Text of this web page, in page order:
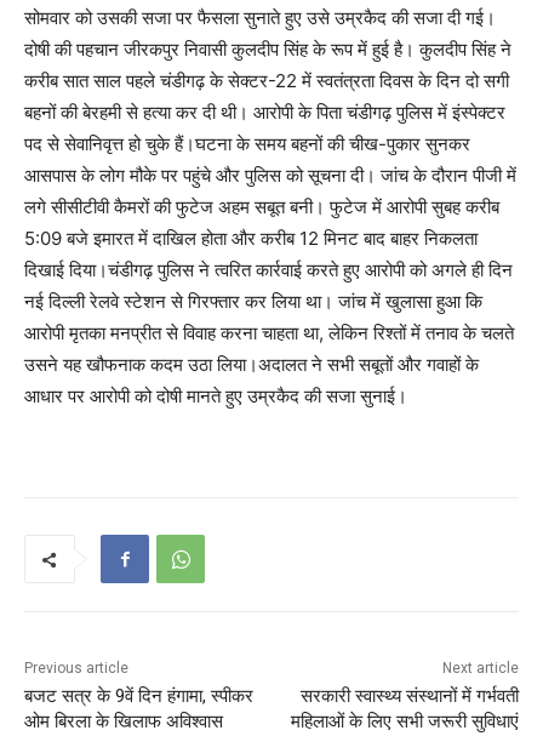
सोमवार को उसकी सजा पर फैसला सुनाते हुए उसे उम्रकैद की सजा दी गई।
दोषी की पहचान जीरकपुर निवासी कुलदीप सिंह के रूप में हुई है। कुलदीप सिंह ने
करीब सात साल पहले चंडीगढ़ के सेक्टर-22 में स्वतंत्रता दिवस के दिन दो सगी
बहनों की बेरहमी से हत्या कर दी थी। आरोपी के पिता चंडीगढ़ पुलिस में इंस्पेक्टर
पद से सेवानिवृत्त हो चुके हैं।घटना के समय बहनों की चीख-पुकार सुनकर
आसपास के लोग मौके पर पहुंचे और पुलिस को सूचना दी। जांच के दौरान पीजी में
लगे सीसीटीवी कैमरों की फुटेज अहम सबूत बनी। फुटेज में आरोपी सुबह करीब
5:09 बजे इमारत में दाखिल होता और करीब 12 मिनट बाद बाहर निकलता
दिखाई दिया।चंडीगढ़ पुलिस ने त्वरित कार्रवाई करते हुए आरोपी को अगले ही दिन
नई दिल्ली रेलवे स्टेशन से गिरफ्तार कर लिया था। जांच में खुलासा हुआ कि
आरोपी मृतका मनप्रीत से विवाह करना चाहता था, लेकिन रिश्तों में तनाव के चलते
उसने यह खौफनाक कदम उठा लिया।अदालत ने सभी सबूतों और गवाहों के
आधार पर आरोपी को दोषी मानते हुए उम्रकैद की सजा सुनाई।
Previous article
बजट सत्र के 9वें दिन हंगामा, स्पीकर
ओम बिरला के खिलाफ अविश्वास
Next article
सरकारी स्वास्थ्य संस्थानों में गर्भवती
महिलाओं के लिए सभी जरूरी सुविधाएं